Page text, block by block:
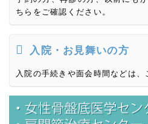
ちらをご確認ください。
入院・お見舞いの方
入院の手続きや面会時間などは、